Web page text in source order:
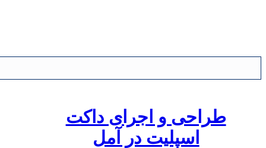
طراحی و اجرای داکت
اسپلیت در آمل